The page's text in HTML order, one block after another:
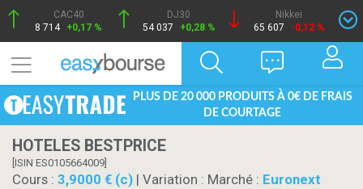
CAC40
8 714 +0,17 %
DJ30
54 037
+0,28 %
Nikkei
65 607
-0,12 %
PLUS DE 20 000 PRODUITS À 0€ DE FRAIS
DE COURTAGE
HOTELES BESTPRICE
[ISIN ES0105664009]
Cours : 3,9000 € (c) | Variation : Marché : Euronext